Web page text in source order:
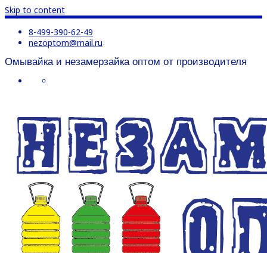
Skip to content
8-499-390-62-49
nezoptom@mail.ru
Омывайка и незамерзайка оптом от производителя